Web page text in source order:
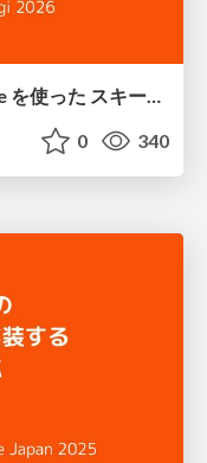
Symfony + NelmioApiDocBundle を使った スキーマ駆動開発 / Schema Driven Development with NelmioApiDocBundle
0 340